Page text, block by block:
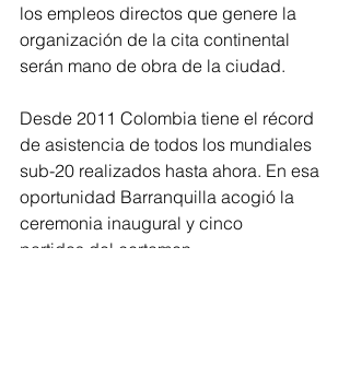
los empleos directos que genere la
organización de la cita continental
serán mano de obra de la ciudad.
Desde 2011 Colombia tiene el récord
de asistencia de todos los mundiales
sub-20 realizados hasta ahora. En esa
oportunidad Barranquilla acogió la
ceremonia inaugural y cinco
partidos del certamen.